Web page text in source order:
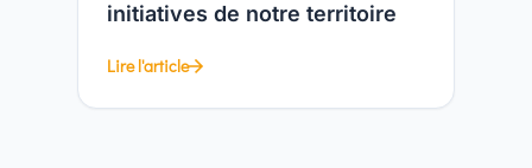
initiatives de notre territoire
Lire l'article